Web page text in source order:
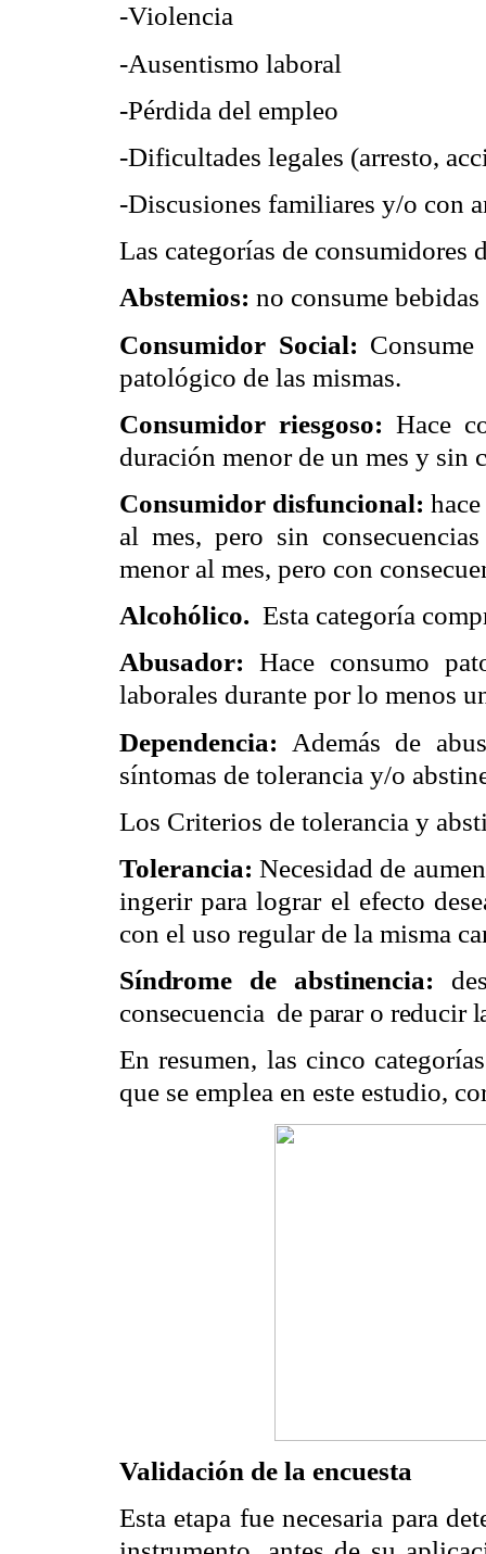
-Violencia
-Ausentismo laboral
-Pérdida del empleo
-Dificultades legales (arresto,
-Discusiones familiares y/o con
Las categorías de consumidores
Abstemios: no consume
Consumidor Social:
patológico de las mismas.
Consumidor riesgoso: Hace
duración menor de un mes y sin
Consumidor disfuncional:
al mes, pero sin
menor al mes, pero con
Alcohólico. Esta categoría
Abusador: Hace consumo
laborales durante por lo menos
Dependencia: Además de
síntomas de tolerancia y/o
Los Criterios de tolerancia y
Tolerancia: Necesidad de
ingerir para lograr el efecto
con el uso regular de la misma
Síndrome de abstinencia:
consecuencia de parar o reducir
En resumen, las cinco
que se emplea en este estudio,
Validación de la encuesta
Esta etapa fue necesaria para